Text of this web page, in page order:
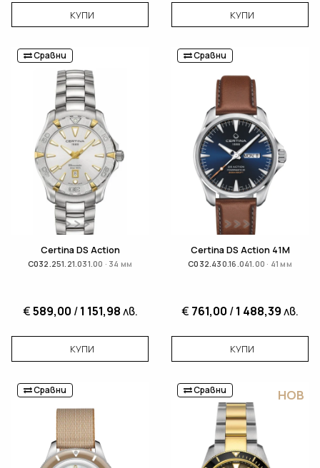
КУПИ КУПИ
Сравни
Certina DS Action
C032.251.21.031.00 · 34 мм
€589,00 /1 151,98лв.
КУПИ
Сравни
Certina DS Action 41M
C032.430.16.041.00 · 41 мм
€ 761,00 /1 488,39лв.
КУПИ
Сравни Сравни НОВ